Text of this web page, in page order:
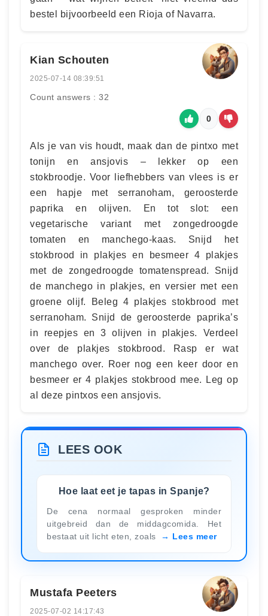
bestel bijvoorbeeld een Rioja of Navarra.
Kian Schouten
2025-07-14 08:39:51
Count answers : 32
0
Als je van vis houdt, maak dan de pintxo met
tonijn en ansjovis – lekker op een
stokbroodje. Voor liefhebbers van vlees is er
een hapje met serranoham, geroosterde
paprika en olijven. En tot slot: een
vegetarische variant met zongedroogde
tomaten en manchego-kaas. Snijd het
stokbrood in plakjes en besmeer 4 plakjes
met de zongedroogde tomatenspread. Snijd
de manchego in plakjes, en versier met een
groene olijf. Beleg 4 plakjes stokbrood met
serranoham. Snijd de geroosterde paprika’s
in reepjes en 3 olijven in plakjes. Verdeel
over de plakjes stokbrood. Rasp er wat
manchego over. Roer nog een keer door en
besmeer er 4 plakjes stokbrood mee. Leg op
al deze pintxos een ansjovis.
LEES OOK
Hoe laat eet je tapas in Spanje?
De cena normaal gesproken minder
uitgebreid dan de middagcomida. Het
bestaat uit licht eten, zoals
Lees meer
Mustafa Peeters
2025-07-02 14:17:43